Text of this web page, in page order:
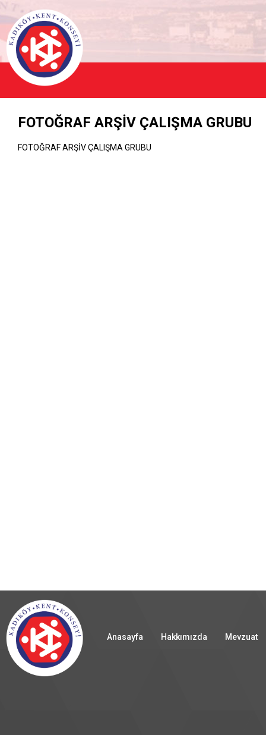
FOTOĞRAF ARŞİV ÇALIŞMA GRUBU
FOTOĞRAF ARŞİV ÇALIŞMA GRUBU
Anasayfa Hakkımızda Mevzuat